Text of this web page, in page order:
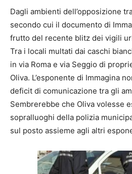
Dagli ambienti dell’opposizione
secondo cui il documento di
frutto del recente blitz dei vigili
Tra i locali multati dai caschi
in via Roma e via Seggio di
Oliva. L’esponente di Immagina
deficit di comunicazione tra gli
Sembrerebbe che Oliva volesse
sopralluoghi della polizia
sul posto assieme agli altri